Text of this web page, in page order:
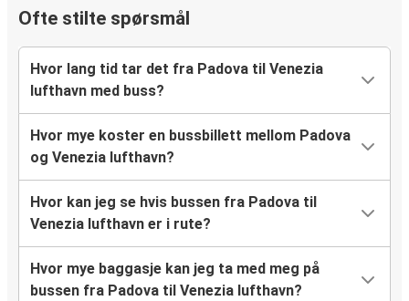
Ofte stilte spørsmål
Hvor lang tid tar det fra Padova til Venezia
lufthavn med buss?
Hvor mye koster en bussbillett mellom Padova
og Venezia lufthavn?
Hvor kan jeg se hvis bussen fra Padova til
Venezia lufthavn er i rute?
Hvor mye baggasje kan jeg ta med meg på
bussen fra Padova til Venezia lufthavn?